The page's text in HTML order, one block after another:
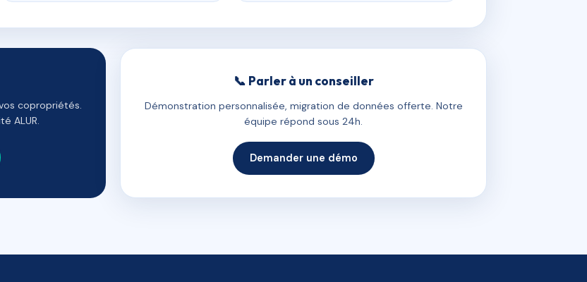
copropriétés.
ALUR.
📞 Parler à un conseiller
Démonstration personnalisée, migration de données offerte. Notre
équipe répond sous 24h.
Demander une démo